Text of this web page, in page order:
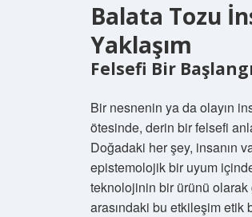
Balata Tozu
Yaklaşım
Felsefi Bir
Bir nesnenin ya da olayın
ötesinde, derin bir felsefi
Doğadaki her şey, insanın
epistemolojik bir uyum
teknolojinin bir ürünü olarak
arasındaki bu etkileşim etik